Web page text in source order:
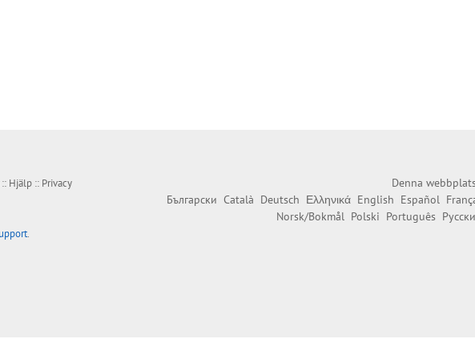
:: Hjälp :: Privacy
.
Denna
Български Català Deutsch Ελληνικά English Español
Norsk/Bokmål Polski Português